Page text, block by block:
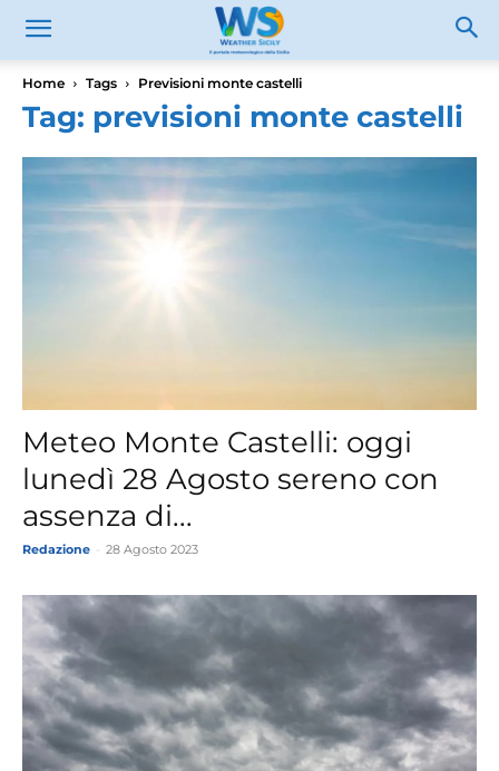
Home Tags Previsioni monte castelli
Tag: previsioni monte castelli
Meteo Monte Castelli: oggi
lunedì 28 Agosto sereno con
assenza di...
Redazione 28 Agosto 2023